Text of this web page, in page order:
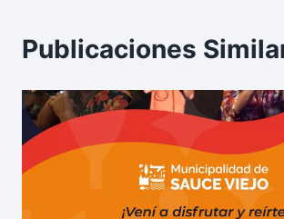
Publicaciones